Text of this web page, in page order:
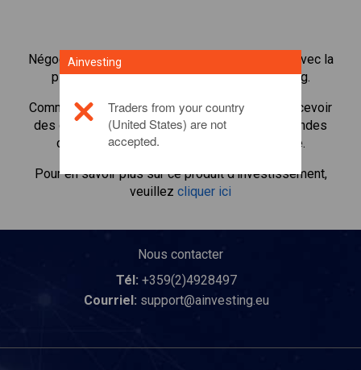
Négocier plus de 1 000 actions internationales avec la
plateforme de négociation CFD de Ainvesting.
Commencer à négocier les CFD eneasyJet
. Recevoir
des cotes en temps réel et recevoir des dividendes
comme si vous déteniez l'action elle-même.
Pour en savoir plus sur ce produit d'investissement,
veuillez cliquer ici
Nous contacter
Tél: +359(2)4928497
Courriel: support@ainvesting.eu
Ainvesting
Traders from your country
(United States) are not
accepted.